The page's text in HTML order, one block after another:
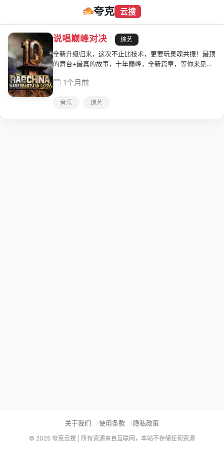
夸克 云搜
说唱巅峰对决
综艺
全新升级归来，这次不止比技术，更要玩灵魂共振！最顶
的舞台+最真的故事，十年巅峰，全新篇章，等你来见
1个月前
音乐 综艺
关于我们 使用条款 隐私政策
© 2025 夸克云搜 | 所有资源来自互联网，本站不存储任何资源